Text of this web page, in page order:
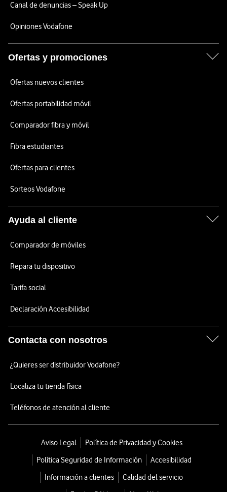
Canal de denuncias – Speak Up
Opiniones Vodafone
Ofertas y promociones
Ofertas nuevos clientes
Ofertas portabilidad móvil
Comparador fibra y móvil
Fibra estudiantes
Ofertas para clientes
Sorteos Vodafone
Ayuda al cliente
Comparador de móviles
Repara tu dispositivo
Tarifa social
Declaración Accesibilidad
Contacta con nosotros
¿Quieres ser distribuidor Vodafone?
Localiza tu tienda física
Teléfonos de atención al cliente
Aviso Legal
Política de Privacidad y Cookies
Política Seguridad de Información
Accesibilidad
Información a clientes
Calidad del servicio